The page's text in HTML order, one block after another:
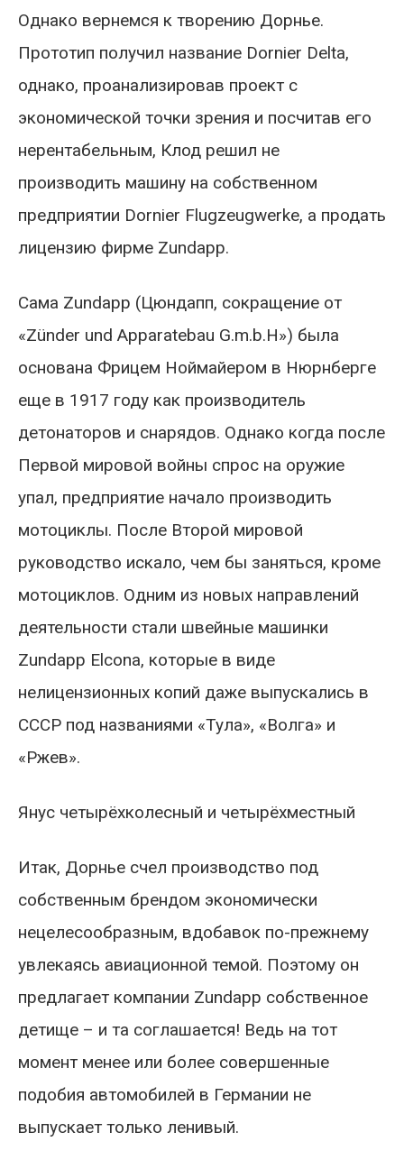
Однако вернемся к творению Дорнье.
Прототип получил название Dornier Delta,
однако, проанализировав проект с
экономической точки зрения и посчитав его
нерентабельным, Клод решил не
производить машину на собственном
предприятии Dornier Flugzeugwerke, а продать
лицензию фирме Zundapp.
Сама Zundapp (Цюндапп, сокращение от
«Zünder und Apparatebau G.m.b.H») была
основана Фрицем Ноймайером в Нюрнберге
еще в 1917 году как производитель
детонаторов и снарядов. Однако когда после
Первой мировой войны спрос на оружие
упал, предприятие начало производить
мотоциклы. После Второй мировой
руководство искало, чем бы заняться, кроме
мотоциклов. Одним из новых направлений
деятельности стали швейные машинки
Zundapp Elcona, которые в виде
нелицензионных копий даже выпускались в
СССР под названиями «Тула», «Волга» и
«Ржев».
Янус четырёхколесный и четырёхместный
Итак, Дорнье счел производство под
собственным брендом экономически
нецелесообразным, вдобавок по-прежнему
увлекаясь авиационной темой. Поэтому он
предлагает компании Zundapp собственное
детище – и та соглашается! Ведь на тот
момент менее или более совершенные
подобия автомобилей в Германии не
выпускает только ленивый.